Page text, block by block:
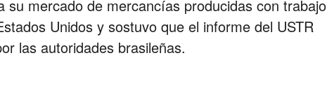
su mercado de mercancías producidas con trabajo
Unidos y sostuvo que el informe del USTR
las autoridades brasileñas.